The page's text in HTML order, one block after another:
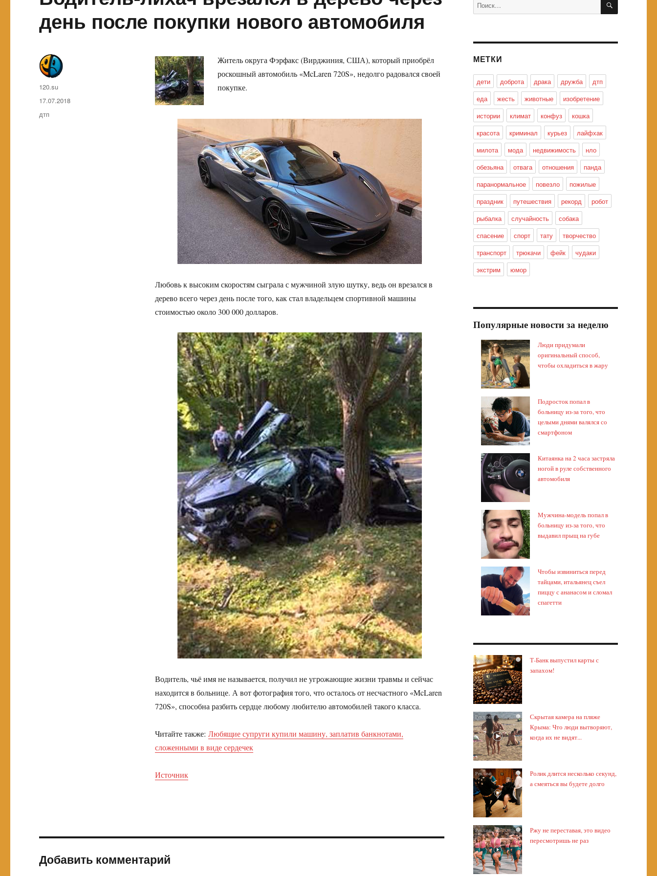
день после покупки нового автомобиля
Житель округа Фэрфакс (Вирджиния, США), который приобрёл
роскошный автомобиль «McLaren 720S», недолго радовался своей
покупке.
Любовь к высоким скоростям сыграла с мужчиной злую шутку, ведь он врезался в
дерево всего через день после того, как стал владельцем спортивной машины
стоимостью около 300 000 долларов.
Водитель, чьё имя не называется, получил не угрожающие жизни травмы и сейчас
находится в больнице. А вот фотография того, что осталось от несчастного «McLaren
720S», способна разбить сердце любому любителю автомобилей такого класса.
Читайте также: Любящие супруги купили машину, заплатив банкнотами,
сложенными в виде сердечек
Источник
Автор
120.su
Опубликовано
17.07.2018
Метки
дтп
Добавить комментарий
МЕТКИ
дети доброта драка дружба
дтп
еда
жесть животные
изобретение
истории
климат конфуз
кошка
красота
криминал курьез
лайфхак
милота
мода недвижимость
нло
обезьяна
отвага отношения
панда
паранормальное
повезло
пожилые
праздник
путешествия рекорд
робот
рыбалка
случайность
собака
спасение
спорт тату
творчество
транспорт
трюкачи фейк
чудаки
экстрим
юмор
Популярные новости за неделю
Люди придумали
оригинальный способ,
чтобы охладиться в жару
Подросток попал в
больницу из-за того, что
целыми днями валялся со
смартфоном
Китаянка на 2 часа застряла
ногой в руле собственного
автомобиля
Мужчина-модель попал в
больницу из-за того, что
выдавил прыщ на губе
Чтобы извиниться перед
тайцами, итальянец съел
пиццу с ананасом и сломал
спагетти
i
Т-Банк выпустил карты с
запахом!
i
Скрытая камера на пляже
Крыма: Что люди вытворяют,
когда их не видят...
i
Ролик длится несколько секунд,
а смеяться вы будете долго
i
Ржу не переставая, это видео
пересмотришь не раз